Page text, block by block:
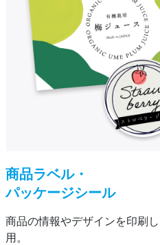
商品ラベル・
パッケージシール
商品の情報やデザインを印刷
用。